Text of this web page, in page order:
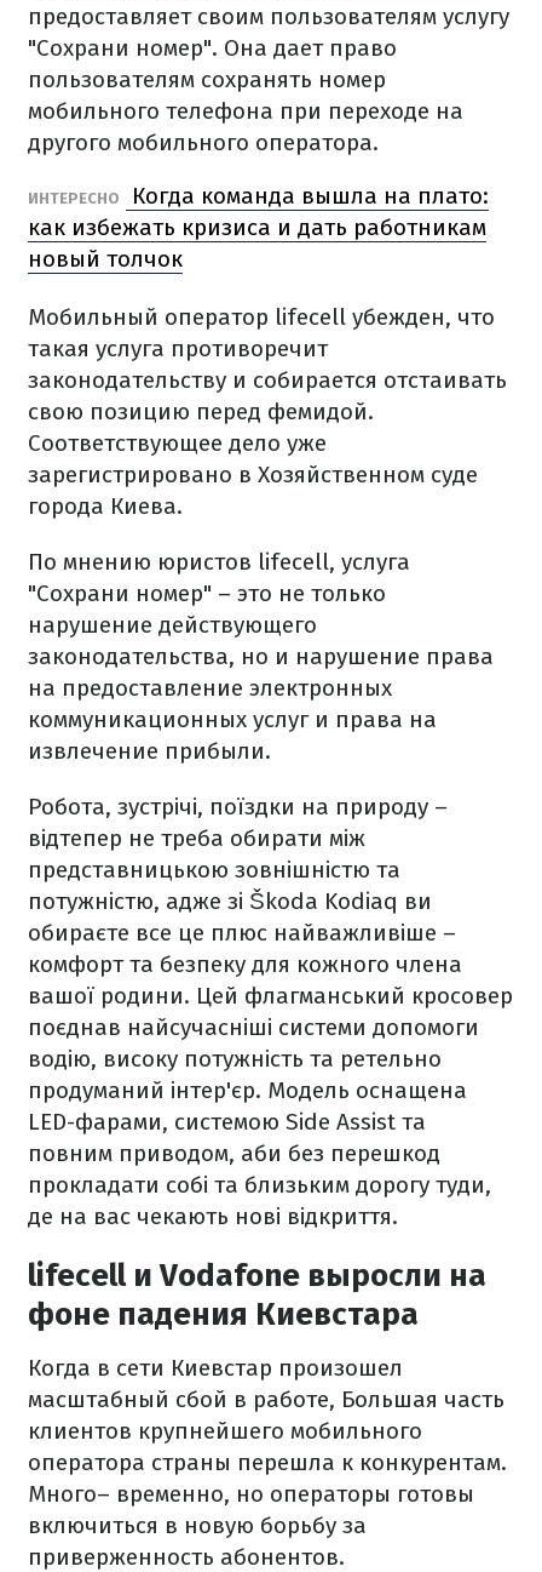
предоставляет своим пользователям услугу
"Сохрани номер". Она дает право
пользователям сохранять номер
мобильного телефона при переходе на
другого мобильного оператора.
ИНТЕРЕСНО
Когда команда вышла на плато:
как избежать кризиса и дать работникам
новый толчок
Мобильный оператор lifecell убежден, что
такая услуга противоречит
законодательству и собирается отстаивать
свою позицию перед фемидой.
Соответствующее дело уже
зарегистрировано в Хозяйственном суде
города Киева.
По мнению юристов lifecell, услуга
"Сохрани номер" – это не только
нарушение действующего
законодательства, но и нарушение права
на предоставление электронных
коммуникационных услуг и права на
извлечение прибыли.
Робота, зустрічі, поїздки на природу –
відтепер не треба обирати між
представницькою зовнішністю та
потужністю, адже зі Škoda Kodiaq ви
обираєте все це плюс найважливіше –
комфорт та безпеку для кожного члена
вашої родини. Цей флагманський кросовер
поєднав найсучасніші системи допомоги
водію, високу потужність та ретельно
продуманий інтер'єр. Модель оснащена
LED-фарами, системою Side Assist та
повним приводом, аби без перешкод
прокладати собі та близьким дорогу туди,
де на вас чекають нові відкриття.
lifecell и Vodafone выросли на
фоне падения Киевстара
Когда в сети Киевстар произошел
масштабный сбой в работе, Большая часть
клиентов крупнейшего мобильного
оператора страны перешла к конкурентам.
Много– временно, но операторы готовы
включиться в новую борьбу за
приверженность абонентов.